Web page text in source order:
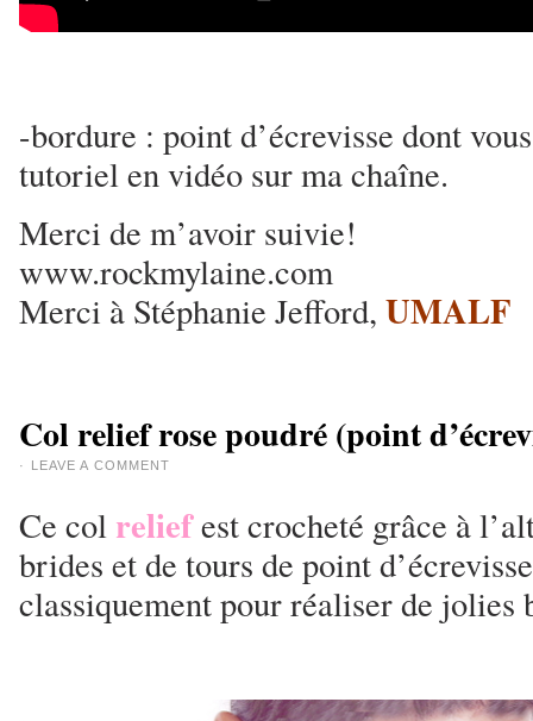
-bordure : point d’écrevisse dont
tutoriel en vidéo sur ma chaîne.
Merci de m’avoir suivie!
www.rockmylaine.com
Merci à Stéphanie Jefford, UMALF
Col relief rose poudré (point
· LEAVE A COMMENT
Ce col reliefest crocheté grâce à
brides et de tours de point
classiquement pour réaliser de jolies